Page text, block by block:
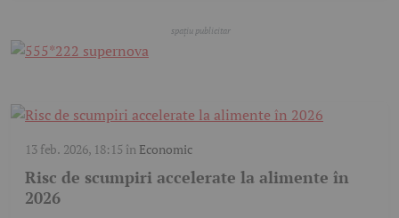
13 feb. 2026, 18:15 în Economic
Risc de scumpiri accelerate la alimente în
2026